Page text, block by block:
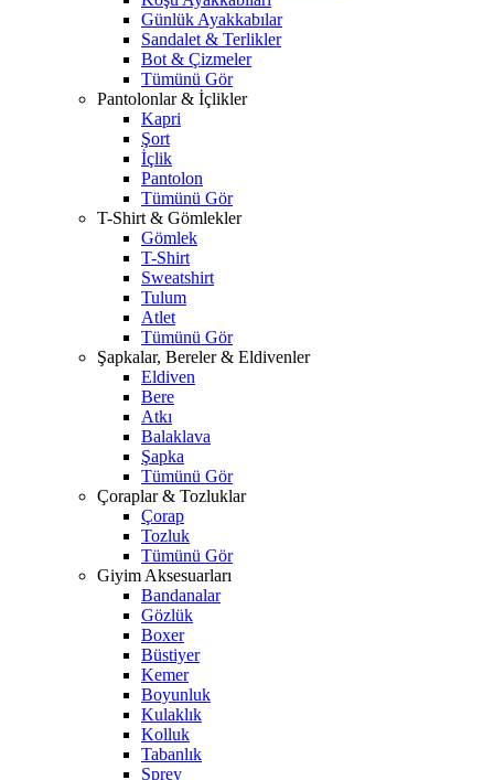
Günlük Ayakkabılar
Sandalet & Terlikler
Bot & Çizmeler
Tümünü Gör
Pantolonlar & İçlikler
Kapri
Şort
İçlik
Pantolon
Tümünü Gör
T-Shirt & Gömlekler
Gömlek
T-Shirt
Sweatshirt
Tulum
Atlet
Tümünü Gör
Şapkalar, Bereler & Eldivenler
Eldiven
Bere
Atkı
Balaklava
Şapka
Tümünü Gör
Çoraplar & Tozluklar
Çorap
Tozluk
Tümünü Gör
Giyim Aksesuarları
Bandanalar
Gözlük
Boxer
Büstiyer
Kemer
Boyunluk
Kulaklık
Kolluk
Tabanlık
Sprey